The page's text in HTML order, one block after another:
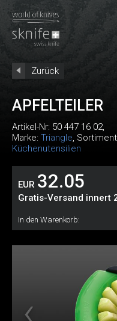
Zurück
APFELTEILER
Artikel-Nr: 50 447 16 02,
Marke: Triangle,
Küchenutensilien
EUR 32.05
Gratis-Versand innert
In den Warenkorb: